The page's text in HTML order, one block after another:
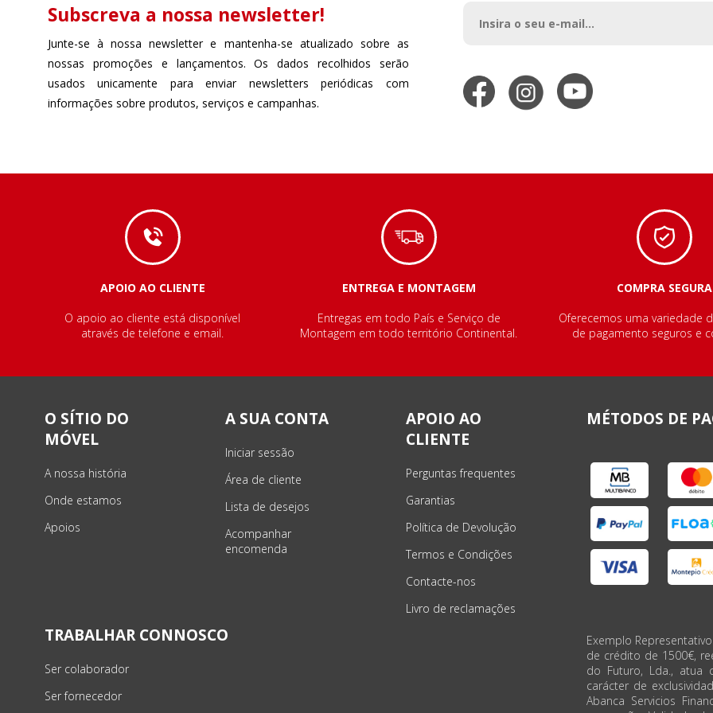
Subscreva a nossa newsletter!
Junte-se à nossa newsletter e mantenha-se atualizado sobre as
nossas promoções e lançamentos. Os dados recolhidos serão
usados unicamente para enviar newsletters periódicas com
informações sobre produtos, serviços e campanhas.
APOIO AO CLIENTE ENTREGA E MONTAGEM
COMPRA SEGURA
O apoio ao cliente está disponível
através de telefone e email.
Entregas em todo País e Serviço de
Montagem em todo território Continental.
Oferecemos uma variedade
de pagamento seguros e
O SÍTIO DO
MÓVEL
A nossa história
Onde estamos
Apoios
A SUA CONTA
Iniciar sessão
Área de cliente
Lista de desejos
Acompanhar
encomenda
APOIO AO
CLIENTE
Perguntas frequentes
Garantias
Política de Devolução
Termos e Condições
Contacte-nos
Livro de reclamações
MÉTODOS DE
TRABALHAR CONNOSCO
Ser colaborador
Ser fornecedor
Exemplo
de crédito de 1500€,
do Futuro, Lda., atua
carácter de
Abanca Servicios